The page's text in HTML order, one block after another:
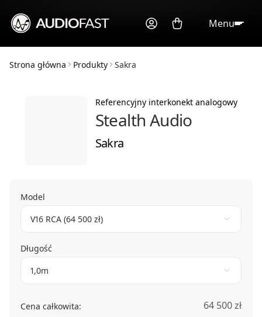
Menu
Strona główna Produkty Sakra
Referencyjny interkonekt analogowy
Stealth Audio
Sakra
Model
V16 RCA (64 500 zł)
Długość
1,0m
Cena całkowita: 64 500 zł